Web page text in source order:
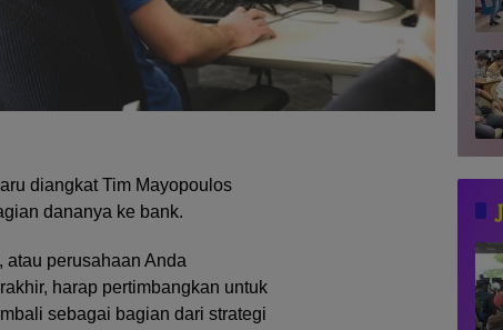
diangkat Tim Mayopoulos
dananya ke bank.
atau perusahaan Anda
harap pertimbangkan untuk
sebagai bagian dari strategi